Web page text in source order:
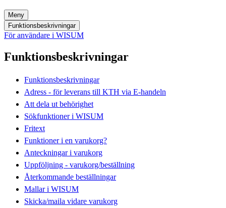
Meny
Funktionsbeskrivningar
För användare i WISUM
Funktionsbeskrivningar
Funktionsbeskrivningar
Adress - för leverans till KTH via E-handeln
Att dela ut behörighet
Sökfunktioner i WISUM
Fritext
Funktioner i en varukorg?
Anteckningar i varukorg
Uppföljning - varukorg/beställning
Återkommande beställningar
Mallar i WISUM
Skicka/maila vidare varukorg